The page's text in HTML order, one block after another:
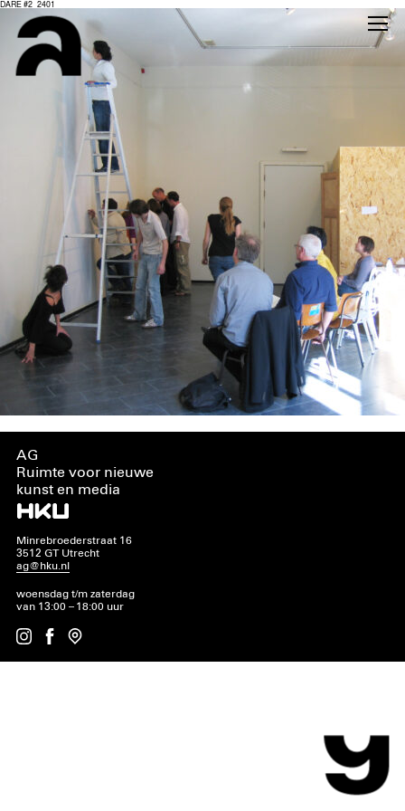
DARE #2_2401
AG
Ruimte voor nieuwe
kunst en media
Minrebroederstraat 16
3512 GT Utrecht
ag@hku.nl
woensdag t/m zaterdag
van 13:00 – 18:00 uur